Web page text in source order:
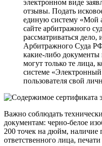
электронном виде
отзывы. Подать
единую систему «Мой
сайте арбитражного
рассматриваться
Арбитражного Суда
какие-либо документы
могут только те лица,
системе
пользователя свой
Важно соблюдать
документам: черно-белое
200 точек на дюйм, наличие
ответственного лица,